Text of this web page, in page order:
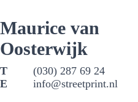
Maurice van
Oosterwijk
(030) 287 69 24
info@streetprint.nl